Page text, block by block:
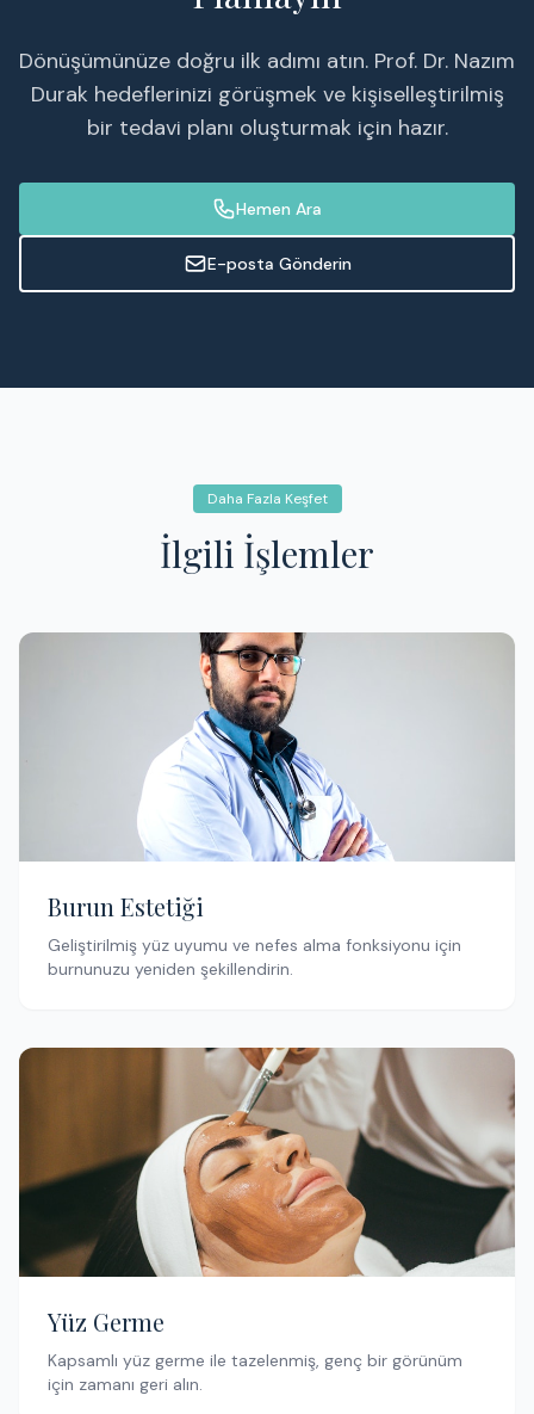
Dönüşümünüze doğru ilk adımı atın. Prof. Dr. Nazım
Durak hedeflerinizi görüşmek ve kişiselleştirilmiş
bir tedavi planı oluşturmak için hazır.
Hemen Ara
E-posta Gönderin
Daha Fazla Keşfet
İlgili İşlemler
Burun Estetiği
Geliştirilmiş yüz uyumu ve nefes alma fonksiyonu için
burnunuzu yeniden şekillendirin.
Yüz Germe
Kapsamlı yüz germe ile tazelenmiş, genç bir görünüm
için zamanı geri alın.